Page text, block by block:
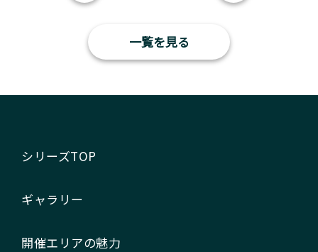
一覧を見る
シリーズTOP
ギャラリー
開催エリアの魅力